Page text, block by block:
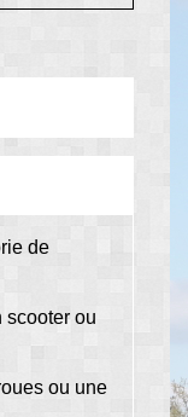
de
scooter ou
ou une